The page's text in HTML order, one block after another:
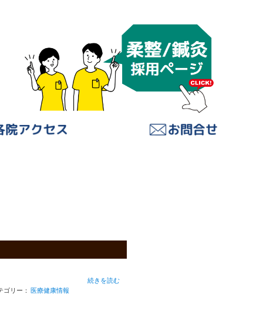
続きを読む
ゴリー： 医療健康情報